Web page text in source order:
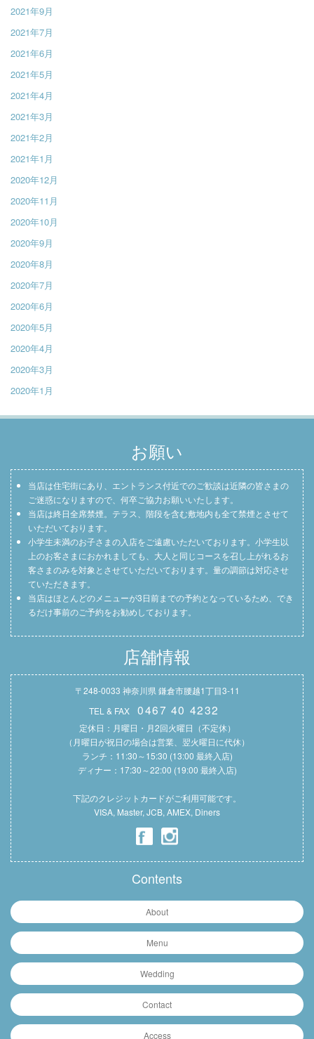
2021年9月
2021年7月
2021年6月
2021年5月
2021年4月
2021年3月
2021年2月
2021年1月
2020年12月
2020年11月
2020年10月
2020年9月
2020年8月
2020年7月
2020年6月
2020年5月
2020年4月
2020年3月
2020年1月
お願い
当店は住宅街にあり、エントランス付近でのご歓談は近隣の皆さまの
ご迷惑になりますので、何卒ご協力お願いいたします。
当店は終日全席禁煙。テラス、階段を含む敷地内も全て禁煙とさせて
いただいております。
小学生未満のお子さまの入店をご遠慮いただいております。小学生以
上のお客さまにおかれましても、大人と同じコースを召し上がれるお
客さまのみを対象とさせていただいております。量の調節は対応させ
ていただきます。
当店はほとんどのメニューが3日前までの予約となっているため、でき
るだけ事前のご予約をお勧めしております。
店舗情報
〒248-0033 神奈川県 鎌倉市腰越1丁目3-11
TEL & FAX
0467 40 4232
定休日：月曜日・月2回火曜日（不定休）
（月曜日が祝日の場合は営業、翌火曜日に代休）
ランチ：11:30～15:30 (13:00 最終入店)
ディナー：17:30～22:00 (19:00 最終入店)
下記のクレジットカードがご利用可能です。
VISA, Master, JCB, AMEX, Diners
Contents
About
Menu
Wedding
Contact
Access